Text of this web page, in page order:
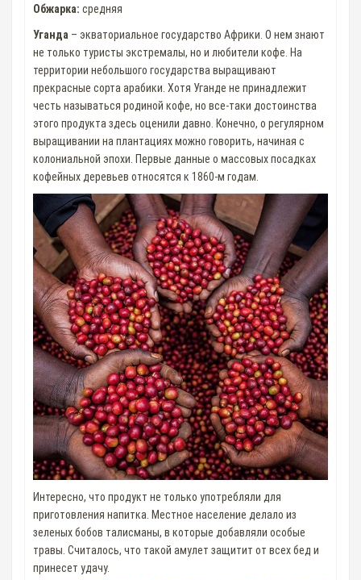
Обжарка: средняя
Уганда – экваториальное государство Африки. О нем знают
не только туристы экстремалы, но и любители кофе. На
территории небольшого государства выращивают
прекрасные сорта арабики. Хотя Уганде не принадлежит
честь называться родиной кофе, но все-таки достоинства
этого продукта здесь оценили давно. Конечно, о регулярном
выращивании на плантациях можно говорить, начиная с
колониальной эпохи. Первые данные о массовых посадках
кофейных деревьев относятся к 1860-м годам.
Интересно, что продукт не только употребляли для
приготовления напитка. Местное население делало из
зеленых бобов талисманы, в которые добавляли особые
травы. Считалось, что такой амулет защитит от всех бед и
принесет удачу.